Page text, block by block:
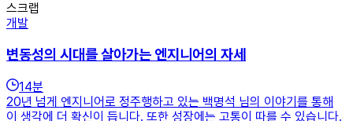
스크랩
개발
변동성의 시대를 살아가는 엔지니어의 자세
14분
20년 넘게 엔지니어로 정주행하고 있는 백명석 님의 이야기를 통해
이 생각에 더 확신이 듭니다. 또한 성장에는 고통이 따를 수 있습니다.